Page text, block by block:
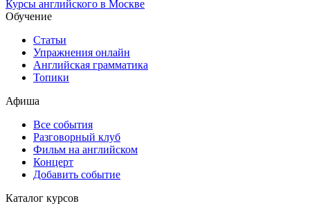
Курсы английского в Москве
Обучение
Статьи
Упражнения онлайн
Английская грамматика
Топики
Афиша
Все события
Разговорный клуб
Фильм на английском
Концерт
Добавить событие
Каталог курсов